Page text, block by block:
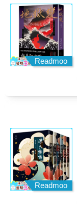
Readmoo
Readmoo